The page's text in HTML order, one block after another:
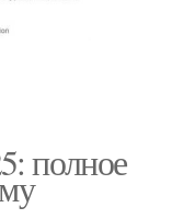
полное